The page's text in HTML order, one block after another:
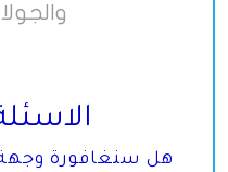
هل سنغافورة